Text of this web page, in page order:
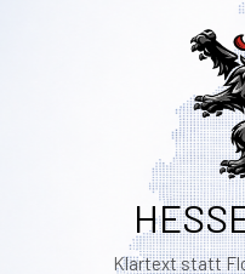
Klartext statt